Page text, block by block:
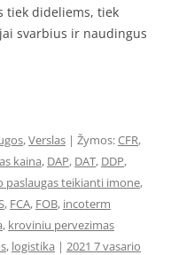
tiek dideliems, tiek
svarbius ir naudingus
,Verslas | Žymos:CFR,
kaina, DAP, DAT, DDP,
paslaugas teikianti imone,
, FCA, FOB, incoterm
, kroviniu pervezimas
, logistika | 2021 7 vasario